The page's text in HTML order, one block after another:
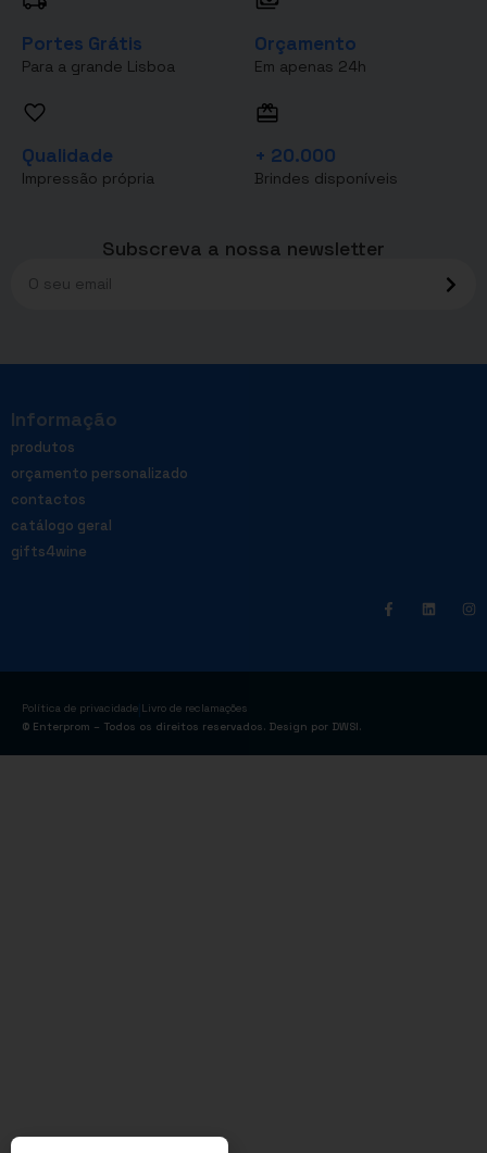
Portes Grátis
Para a grande Lisboa
Orçamento
Em apenas 24h
Qualidade
Impressão própria
+ 20.000
Brindes disponíveis
Subscreva a nossa newsletter
Informação
produtos
orçamento personalizado
contactos
catálogo geral
gifts4wine
Política de privacidade Livro de reclamações
© Enterprom – Todos os direitos reservados. Design por DWSI.